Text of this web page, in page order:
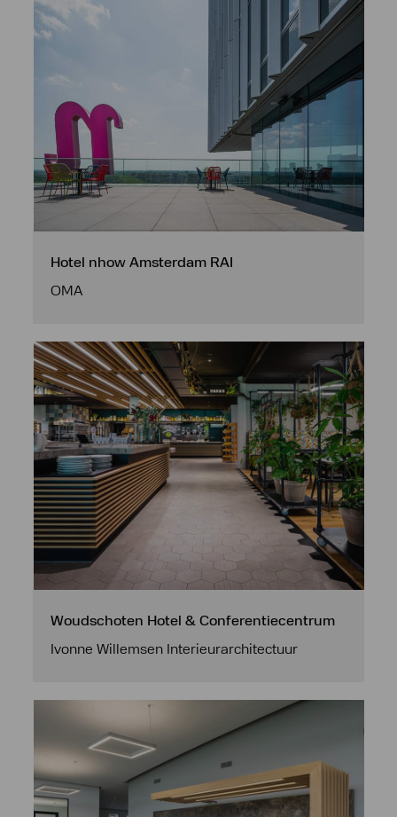
Hotel nhow Amsterdam RAI
OMA
Woudschoten Hotel & Conferentiecentrum
Ivonne Willemsen Interieurarchitectuur